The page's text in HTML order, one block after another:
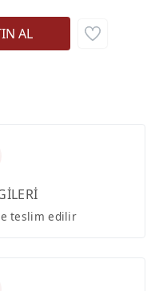
teslim edilir